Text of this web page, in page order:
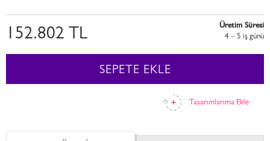
Tasarımlarıma Ekle
152.802 TL
Üretim Süresi
4 – 5 i̇ş günü
SEPETE EKLE